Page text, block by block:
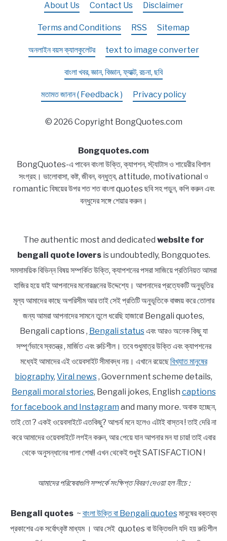
About Us Contact Us Disclaimer
Terms and Conditions RSS Sitemap
অনলাইন বয়স ক্যালকুলেটর text to image converter
বাংলা খবর, জ্ঞান, বিজ্ঞান, ফ্যাক্ট, রচনা, ছবি
মতামত জানান ( Feedback ) Privacy policy
© 2026 Copyright BongQuotes.com
Bongquotes.com
BongQuotes-এ পাবেন বাংলা উক্তি, ক্যাপশন, স্ট্যাটাস ও শায়েরীর বিশাল
সংগ্রহ। ভালোবাসা, কষ্ট, জীবন, বন্ধুত্ব, attitude, motivational ও
romantic বিষয়ের উপর শত শত বাংলা quotes ছবি সহ পড়ুন, কপি করুন এবং
বন্ধুদের সঙ্গে শেয়ার করুন।
The authentic most and dedicated website for
bengali quote loversis undoubtedly, Bongquotes.
সমসাময়িক বিভিন্ন বিষয় সম্পর্কিত উক্তি, ক্যাপশনের পসরা সাজিয়ে প্রতিনিয়ত আমরা
হাজির হয়ে যাই আপনাদের মনোরঞ্জনের উদ্দেশ্যে। আপনাদের প্রত্যেকটি অনুভূতির
মূল্য আমাদের কাছে অপরিসীম আর তাই সেই প্রতিটি অনুভূতিকে বাঙ্ময় করে তোলার
জন্য আমরা আপনাদের সামনে তুলে ধরেছি হাজারো Bengali quotes,
Bengali captions , Bengali statusএবং আরও অনেক কিছু যা
সম্পূর্ণভাবে স্বতন্ত্র , মার্জিত এবং রুচিশীল। তবে শুধুমাত্র উক্তি এবং ক্যাপশনের
মধ্যেই আমাদের এই ওয়েবসাইট সীমাবদ্ধ নয়। এখানে রয়েছেবিখ্যাত মানুষের
biography, Viral news, Government scheme details,
Bengali moral stories, Bengali jokes, English captions
for facebook and Instagram and many more. অবাক হচ্ছেন,
তাই তো ? একই ওয়েবসাইটে এতকিছু? আশ্চর্য মনে হলেও এটাই বাস্তব ! তাই দেরি না
করে আমাদের ওয়েবসাইটে লগইন করুন, আর পেয়ে যান আপনার মন যা চায়! তাই এবার
থেকে অনুসন্ধানের পালা শেষ!! এখন থেকেই শুধুই SATISFACTION !
আমাদের পরিষেবাগুলি সম্পর্কে সংক্ষিপ্ত বিবরণ দেওয়া হল নীচে :
Bengali quotes~ বাংলা উক্তি বা Bengali quotesমানুষের বক্তব্য
প্রকাশের এক সর্বোৎকৃষ্ট মাধ্যম । আর সেই quotes বা উক্তিগুলি যদি হয় রুচিশীল